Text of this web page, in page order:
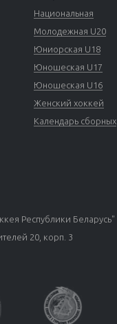
Национальная
Молодежная U20
Юниорская U18
Юношеская U17
Юношеская U16
Женский хоккей
Календарь сборных
Республики Беларусь"
20, корп. 3